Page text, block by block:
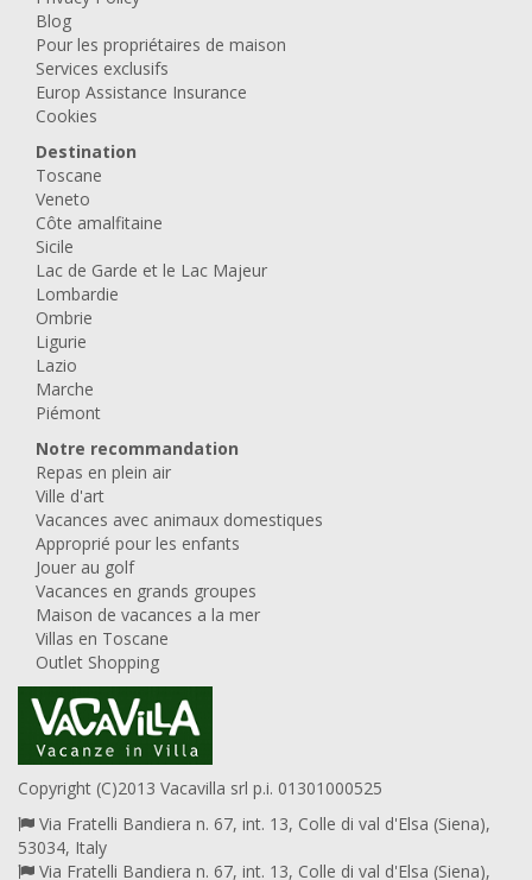
Blog
Pour les propriétaires de maison
Services exclusifs
Europ Assistance Insurance
Cookies
Destination
Toscane
Veneto
Côte amalfitaine
Sicile
Lac de Garde et le Lac Majeur
Lombardie
Ombrie
Ligurie
Lazio
Marche
Piémont
Notre recommandation
Repas en plein air
Ville d'art
Vacances avec animaux domestiques
Approprié pour les enfants
Jouer au golf
Vacances en grands groupes
Maison de vacances a la mer
Villas en Toscane
Outlet Shopping
Copyright (C)2013 Vacavilla srl p.i. 01301000525
Via Fratelli Bandiera n. 67, int. 13, Colle di val d'Elsa (Siena),
53034, Italy
Via Fratelli Bandiera n. 67, int. 13, Colle di val d'Elsa (Siena),